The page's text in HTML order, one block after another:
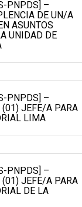
PNPDS] –
DE UN/A
ASUNTOS
UNIDAD DE
PNPDS] –
JEFE/A PARA
LIMA
PNPDS] –
JEFE/A PARA
DE LA